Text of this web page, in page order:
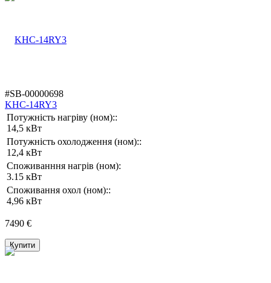
#SB-00000698
KHC-14RY3
Потужність нагріву (ном)::
14,5 кВт
Потужність охолодження (ном)::
12,4 кВт
Споживанння нагрів (ном):
3.15 кВт
Споживання охол (ном)::
4,96 кВт
7490 €
Купити